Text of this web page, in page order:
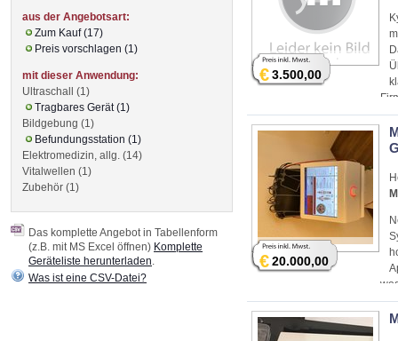
€3.500,00
€20.000,00
aus der Angebotsart:
Zum Kauf (17)
Preis vorschlagen (1)
mit dieser Anwendung:
Ultraschall (1)
Tragbares Gerät (1)
Bildgebung (1)
Befundungsstation (1)
Elektromedizin, allg. (14)
Vitalwellen (1)
Zubehör (1)
Das komplette Angebot in Tabellenform
(z.B. mit MS Excel öffnen) Komplette
Geräteliste herunterladen
Was ist eine CSV-Datei?